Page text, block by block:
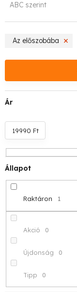
m
e
e
n
d
e
z
é
s
e
ABC szerint
Az előszobába
Ár
19990 Ft
Állapot
Raktáron 1
Akció 0
Újdonság 0
Tipp 0